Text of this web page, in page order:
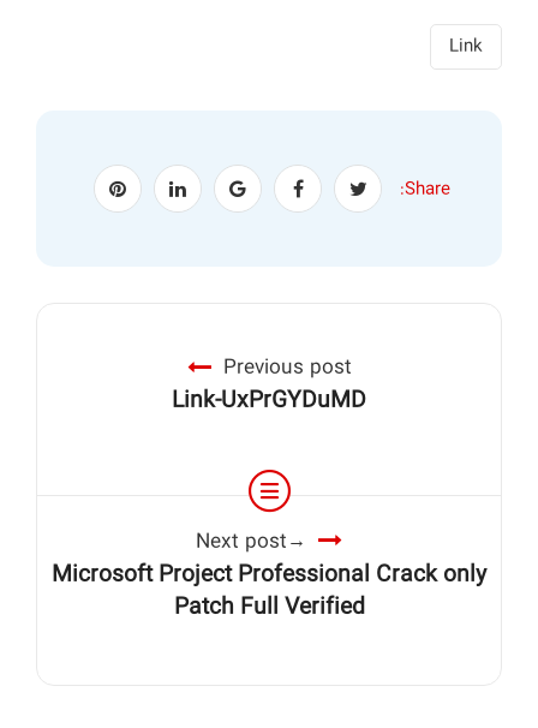
Link
Share:
Previous post
Link-UxPrGYDuMD
Next post
Microsoft Project Professional Crack only
Patch Full Verified